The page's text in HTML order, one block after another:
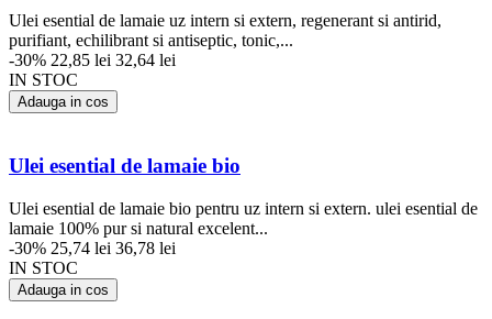
Ulei esential de lamaie uz intern si extern, regenerant si antirid,
purifiant, echilibrant si antiseptic, tonic,...
-30% 22,85 lei 32,64 lei
IN STOC
Adauga in cos
Ulei esential de lamaie bio
Ulei esential de lamaie bio pentru uz intern si extern. ulei esential de
lamaie 100% pur si natural excelent...
-30% 25,74 lei 36,78 lei
IN STOC
Adauga in cos